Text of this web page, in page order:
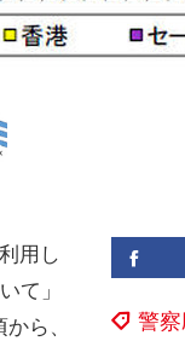
警
用し
て」
ら、